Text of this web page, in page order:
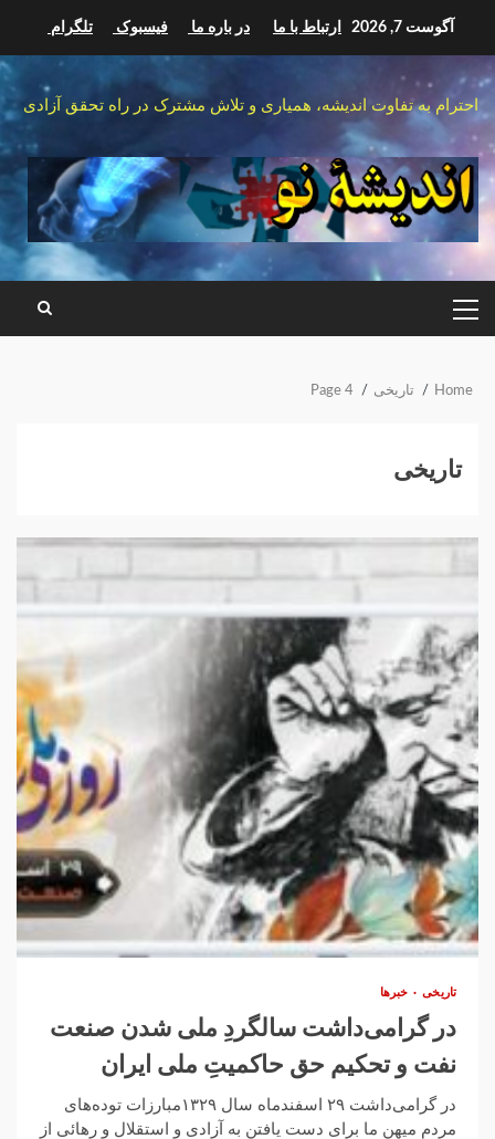
content
آگوست 7, 2026 ارتباط با ما در باره ما فیسبوک تلگرام
احترام به تفاوت اندیشه، همیاری و تلاش مشترک در راه تحقق آزادی
PRIMARY
MENU
Home تاریخی Page 4
تاریخی
تاریخی خبرها
در گرامی‌داشت سالگردِ ملی‌ شدن صنعت
نفت و تحکیم حق حاکمیتِ ملی ایران
در گرامی‌داشت ۲۹ اسفندماه سال ۱۳۲۹مبارزات توده‌های
مردم میهن ما برای دست یافتن به آزادی و استقلال و رهائی از